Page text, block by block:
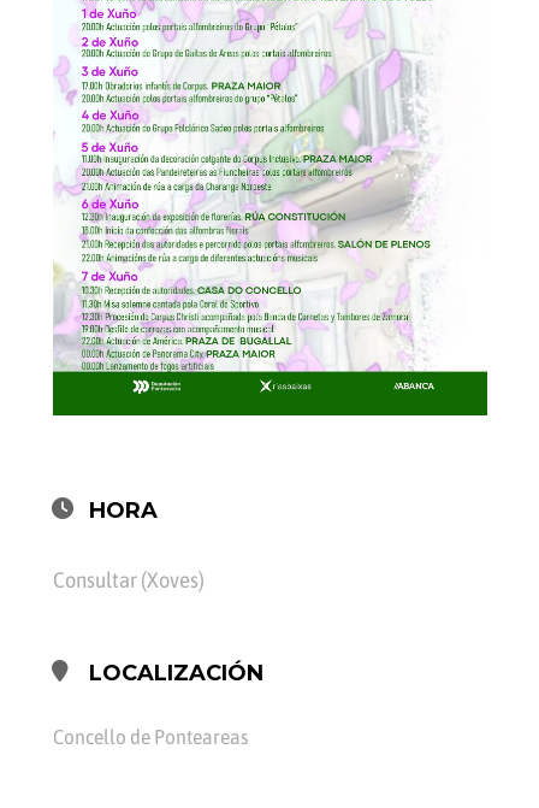
HORA
Consultar (Xoves)
LOCALIZACIÓN
Concello de Ponteareas